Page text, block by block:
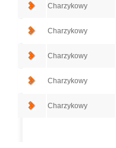
Charzykowy
Charzykowy
Charzykowy
Charzykowy
Charzykowy